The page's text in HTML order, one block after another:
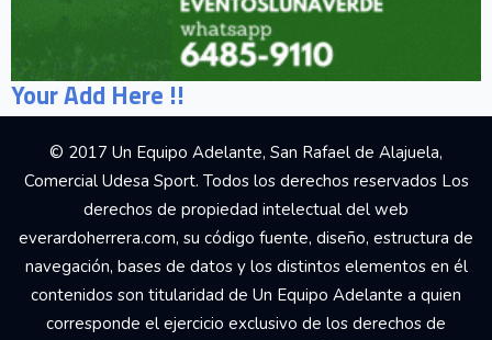
Your Add Here !!
© 2017 Un Equipo Adelante, San Rafael de Alajuela,
Comercial Udesa Sport. Todos los derechos reservados Los
derechos de propiedad intelectual del web
everardoherrera.com, su código fuente, diseño, estructura de
navegación, bases de datos y los distintos elementos en él
contenidos son titularidad de Un Equipo Adelante a quien
corresponde el ejercicio exclusivo de los derechos de